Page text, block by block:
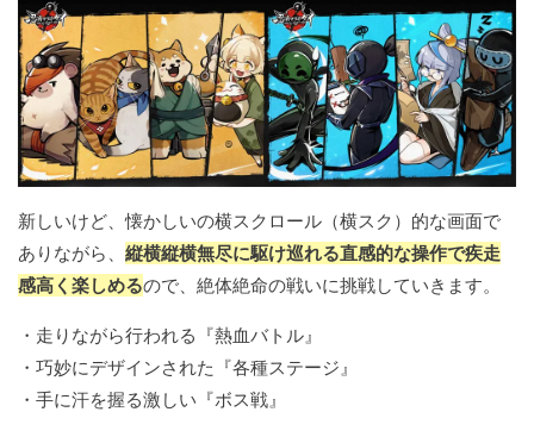
新しいけど、懐かしいの横スクロール（横スク）的な画面で
ありながら、 縦横縦横無尽に駆け巡れる直感的な操作で疾走
感高く楽しめるので、絶体絶命の戦いに挑戦していきます。
・走りながら行われる『熱血バトル』
・巧妙にデザインされた『各種ステージ』
・手に汗を握る激しい『ボス戦』